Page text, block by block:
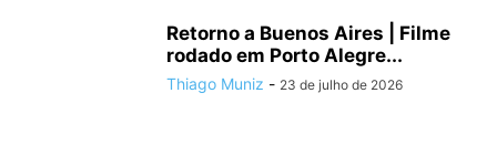
Retorno a Buenos Aires | Filme
rodado em Porto Alegre...
Thiago Muniz - 23 de julho de 2026